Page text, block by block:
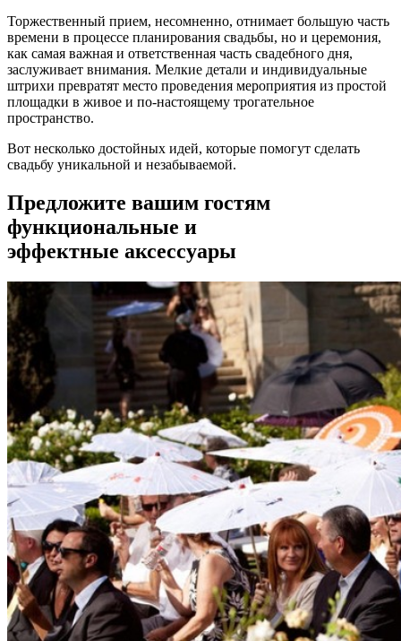
Торжественный прием, несомненно, отнимает большую часть
времени в процессе планирования свадьбы, но и церемония,
как самая важная и ответственная часть свадебного дня,
заслуживает внимания. Мелкие детали и индивидуальные
штрихи превратят место проведения мероприятия из простой
площадки в живое и по-настоящему трогательное
пространство.
Вот несколько достойных идей, которые помогут сделать
свадьбу уникальной и незабываемой.
Предложите вашим гостям
функциональные и
эффектные аксессуары